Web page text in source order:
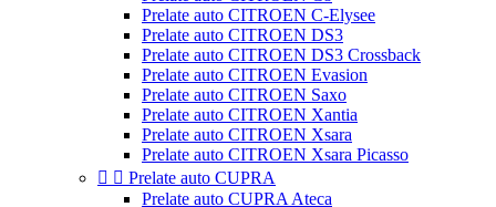
Prelate auto CITROEN C-Elysee
Prelate auto CITROEN DS3
Prelate auto CITROEN DS3 Crossback
Prelate auto CITROEN Evasion
Prelate auto CITROEN Saxo
Prelate auto CITROEN Xantia
Prelate auto CITROEN Xsara
Prelate auto CITROEN Xsara Picasso
  Prelate auto CUPRA
Prelate auto CUPRA Ateca